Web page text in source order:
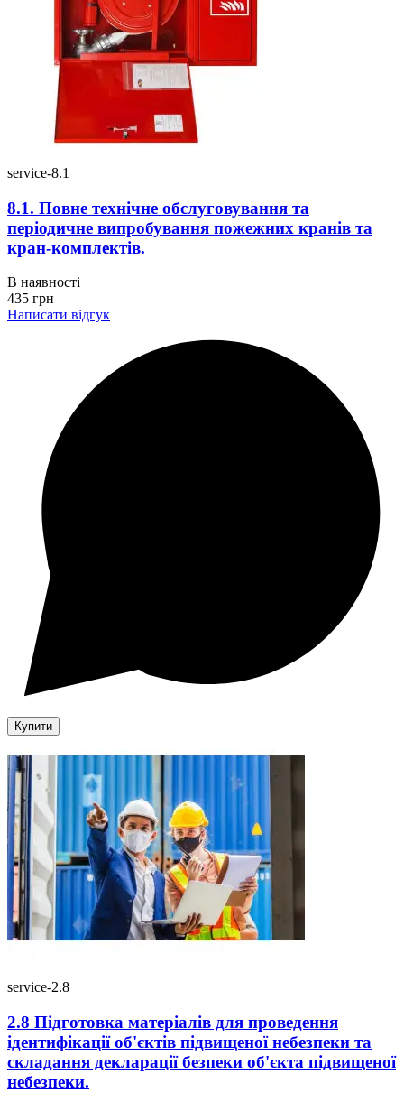
service-8.1
8.1. Повне технічне обслуговування та
періодичне випробування пожежних кранів та
кран-комплектів.
В наявності
435 грн
Написати відгук
Купити
service-2.8
2.8 Підготовка матеріалів для проведення
ідентифікації об'єктів підвищеної небезпеки та
складання декларації безпеки об'єкта підвищеної
небезпеки.